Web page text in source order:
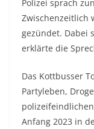
Polizei sprach
Zwischenzeitlich
gezündet. Dabei
erklärte die
Das Kottbusser
Partyleben,
Anfang 2023 in